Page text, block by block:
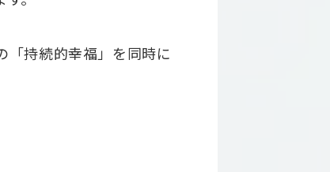
「持続的幸福」を同時に